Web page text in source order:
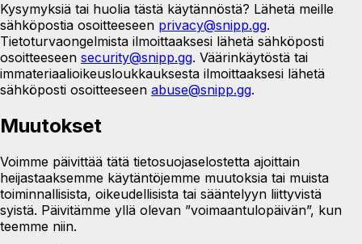
Kysymyksiä tai huolia tästä käytännöstä? Lähetä meille
sähköpostia osoitteeseen privacy@snipp.gg.
Tietoturvaongelmista ilmoittaaksesi lähetä sähköposti
osoitteeseen security@snipp.gg. Väärinkäytöstä tai
immateriaalioikeusloukkauksesta ilmoittaaksesi lähetä
sähköposti osoitteeseen abuse@snipp.gg.
Muutokset
Voimme päivittää tätä tietosuojaselostetta ajoittain
heijastaaksemme käytäntöjemme muutoksia tai muista
toiminnallisista, oikeudellisista tai sääntelyyn liittyvistä
syistä. Päivitämme yllä olevan ”voimaantulopäivän”, kun
teemme niin.